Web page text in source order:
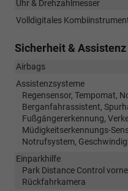
Uhr & Drehzahlmesser
Volldigitales
Sicherheit & Assistenz
Airbags
Assistenzsysteme
Regensensor, Tempomat,
Berganfahrassistent,
Fußgängererkennung,
Müdigkeitserkennungs-
Notrufsystem,
Einparkhilfe
Park Distance Control
Rückfahrkamera